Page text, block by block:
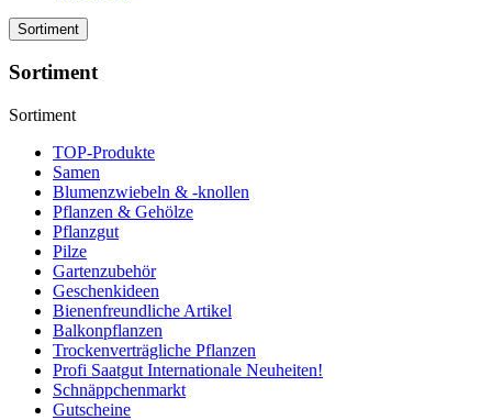
Sortiment
Sortiment
Sortiment
TOP-Produkte
Samen
Blumenzwiebeln & -knollen
Pflanzen & Gehölze
Pflanzgut
Pilze
Gartenzubehör
Geschenkideen
Bienenfreundliche Artikel
Balkonpflanzen
Trockenverträgliche Pflanzen
Profi Saatgut Internationale Neuheiten!
Schnäppchenmarkt
Gutscheine